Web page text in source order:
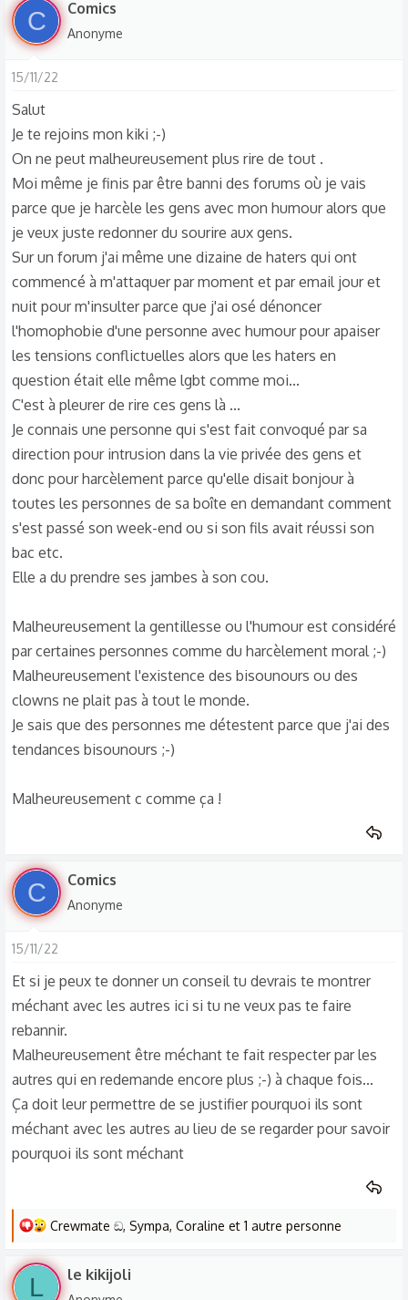
é
n
s
:
C Comics
Anonyme
15/11/22
Salut
Je te rejoins mon kiki ;-)
On ne peut malheureusement plus rire de tout .
Moi même je finis par être banni des forums où je vais
parce que je harcèle les gens avec mon humour alors que
je veux juste redonner du sourire aux gens.
Sur un forum j'ai même une dizaine de haters qui ont
commencé à m'attaquer par moment et par email jour et
nuit pour m'insulter parce que j'ai osé dénoncer
l'homophobie d'une personne avec humour pour apaiser
les tensions conflictuelles alors que les haters en
question était elle même lgbt comme moi...
C'est à pleurer de rire ces gens là ...
Je connais une personne qui s'est fait convoqué par sa
direction pour intrusion dans la vie privée des gens et
donc pour harcèlement parce qu'elle disait bonjour à
toutes les personnes de sa boîte en demandant comment
s'est passé son week-end ou si son fils avait réussi son
bac etc.
Elle a du prendre ses jambes à son cou.
Malheureusement la gentillesse ou l'humour est considéré
par certaines personnes comme du harcèlement moral ;-)
Malheureusement l'existence des bisounours ou des
clowns ne plait pas à tout le monde.
Je sais que des personnes me détestent parce que j'ai des
tendances bisounours ;-)
Malheureusement c comme ça !
C Comics
Anonyme
15/11/22
Et si je peux te donner un conseil tu devrais te montrer
méchant avec les autres ici si tu ne veux pas te faire
rebannir.
Malheureusement être méchant te fait respecter par les
autres qui en redemande encore plus ;-) à chaque fois...
Ça doit leur permettre de se justifier pourquoi ils sont
méchant avec les autres au lieu de se regarder pour savoir
pourquoi ils sont méchant
L
s
Crewmate ඞ, Sympa, Coraline et 1 autre personne
L le kikijoli